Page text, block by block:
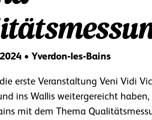
• Yverdon-les-Bains
erste Veranstaltung Veni Vidi
ins Wallis weitergereicht
mit dem Thema